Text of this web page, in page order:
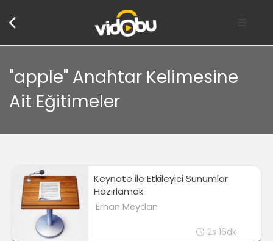
"apple" Anahtar Kelimesine
Ait Eğitimeler
Keynote ile Etkileyici Sunumlar
Hazırlamak
Erhan Meydan
2s 16dk